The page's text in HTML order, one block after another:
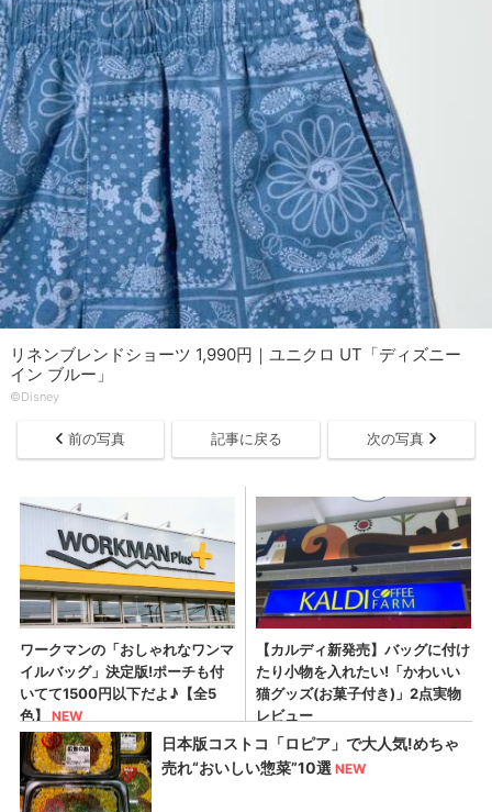
リネンブレンドショーツ 1,990円｜ユニクロ UT「ディズニー
イン ブルー」
©Disney
前の写真 記事に戻る 次の写真